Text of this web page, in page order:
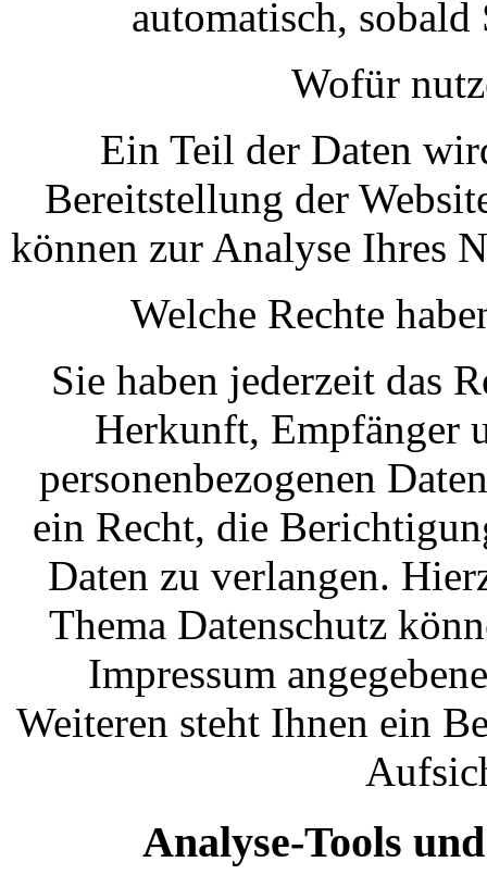
automatisch, sobald
Wofür
Ein Teil der Daten
Bereitstellung der
können zur Analyse Ihres
Welche Rechte
Sie haben jederzeit das
Herkunft, Empfänger
personenbezogenen
ein Recht, die
Daten zu verlangen.
Thema Datenschutz
Impressum
Weiteren steht Ihnen ein
Analyse-Tools